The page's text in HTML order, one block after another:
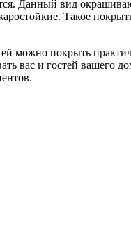
Данный вид
Такое
можно покрыть
вас и гостей вашего